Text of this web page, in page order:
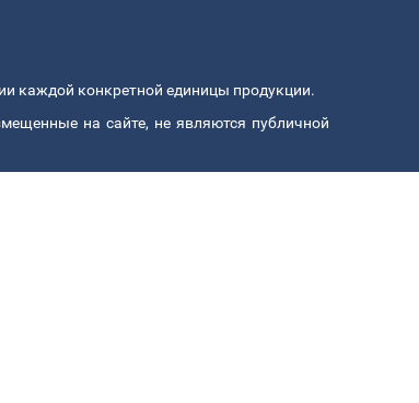
каждой конкретной единицы продукции.
на сайте, не являются публичной